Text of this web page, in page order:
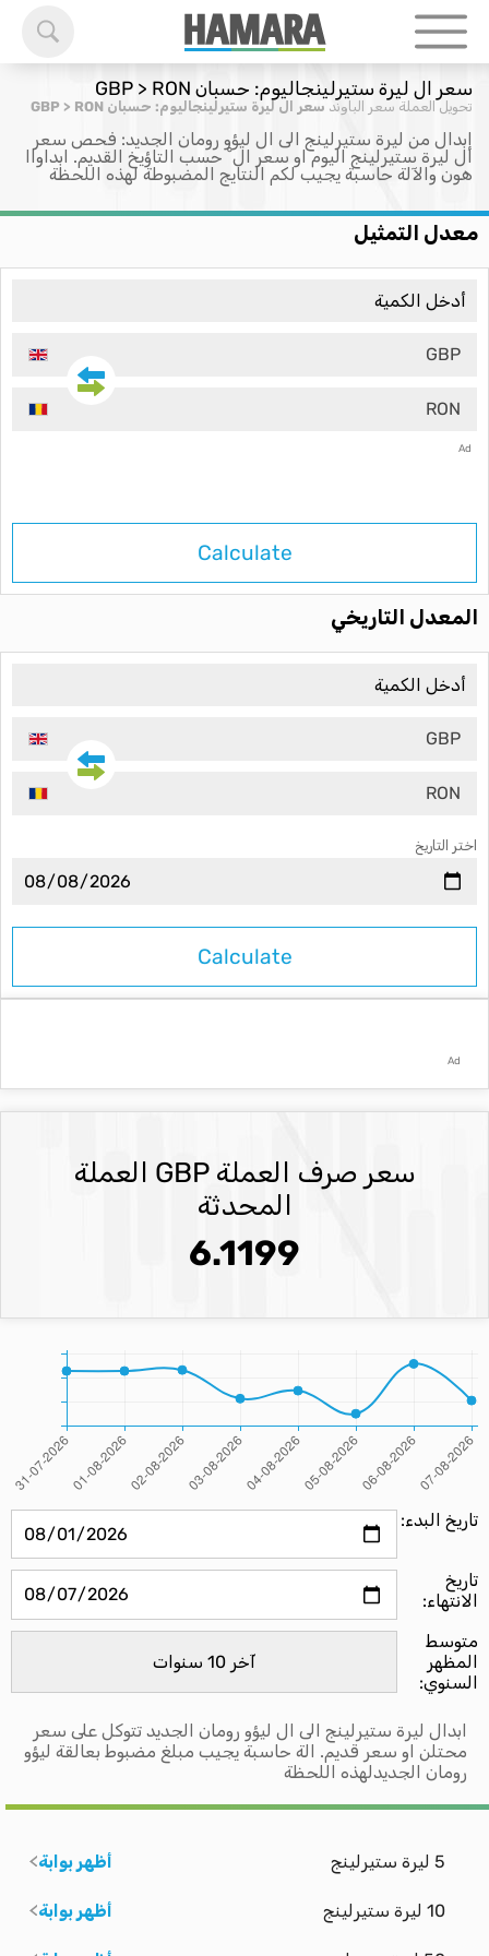
سعر ال ليرة ستيرلينجاليوم: حسبان GBP > RON
تحويل العملة سعر الباوند سعر ال ليرة ستيرلينجاليوم: حسبان GBP > RON
إبدال من ليرة ستيرلينج الى ال ليؤو رومان الجديد: فحص سعر
ال ليرة ستيرلينج اليوم او سعر ال ْ حسب التاؤيخ القديم. ابداواا
هون والآلة حاسبة يجيب لكم النتايج المضبوطة لهذه اللحظة
معدل التمثيل
GBP
RON
Ad
Calculate
المعدل التاريخي
GBP
RON
اختر التاريخ
Ad
سعر صرف العملة GBP العملة
المحدثة
6.1199
تاريخ البدء:
تاريخ
الانتهاء:
متوسط ​​
المظهر
السنوي:
ابدال ليرة ستيرلينج الى ال ليؤو رومان الجديد تتوكل على سعر
محتلن او سعر قديم. الة حاسبة يجيب مبلغ مضبوط بعالقة ليؤو
رومان الجديدلهذه اللحظة
5 ليرة ستيرلينج أظهر بوابة
10 ليرة ستيرلينج أظهر بوابة